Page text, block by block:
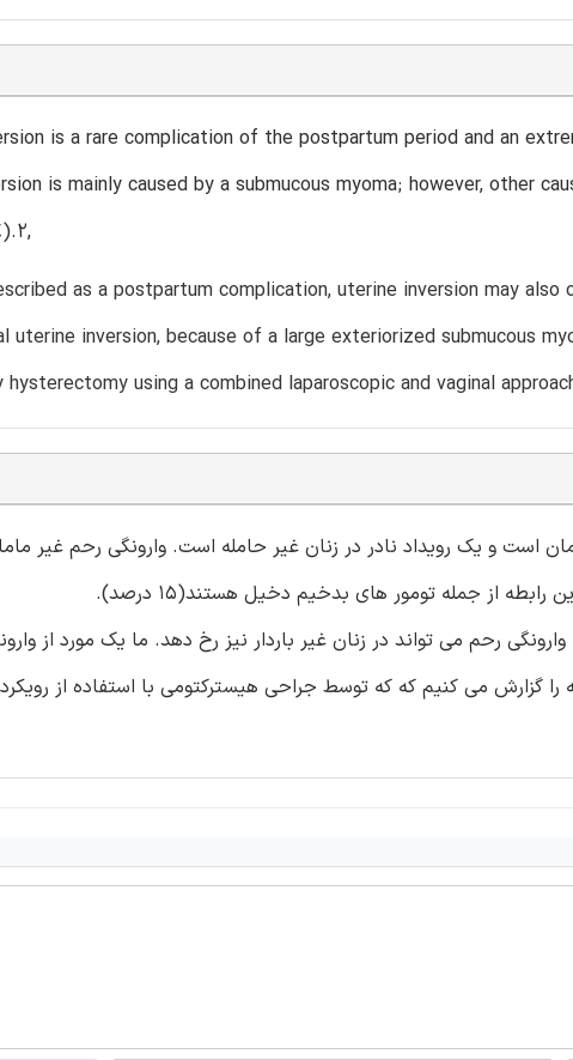
is a rare complication of the postpartum period and an
is mainly caused by a submucous myoma; however, other
as a postpartum complication, uterine inversion may
uterine inversion, because of a large exteriorized submucous
hysterectomy using a combined laparoscopic and vaginal
است و یک رویداد نادر در زنان غیر حامله است. وارونگی رحم غیر
از جمله تومور های بدخیم دخیل هستند(15 درصد).
رحم می تواند در زنان غیر باردار نیز رخ دهد. ما یک مورد از
رحم را به دلیل میوم ساب موکوز بزرگ در زن 40 ساله را گزارش می کنیم که که توسط جراحی هیسترکتومی با استفاده از